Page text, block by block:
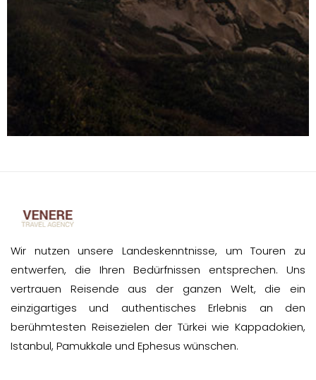
Wir nutzen unsere Landeskenntnisse, um Touren zu
entwerfen, die Ihren Bedürfnissen entsprechen. Uns
vertrauen Reisende aus der ganzen Welt, die ein
einzigartiges und authentisches Erlebnis an den
berühmtesten Reisezielen der Türkei wie Kappadokien,
Istanbul, Pamukkale und Ephesus wünschen.